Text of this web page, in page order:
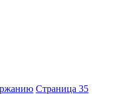
Страница 35